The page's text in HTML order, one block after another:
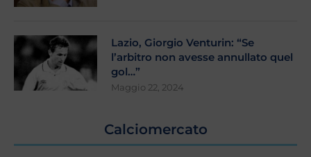
Lazio, Giorgio Venturin: “Se
l’arbitro non avesse annullato quel
gol…”
Maggio 22, 2024
Calciomercato